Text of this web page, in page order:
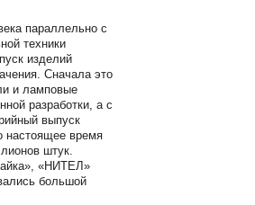
параллельно с
техники
изделий
Сначала это
и ламповые
разработки, а с
выпуск
настоящее время
штук.
«НИТЕЛ»
большой